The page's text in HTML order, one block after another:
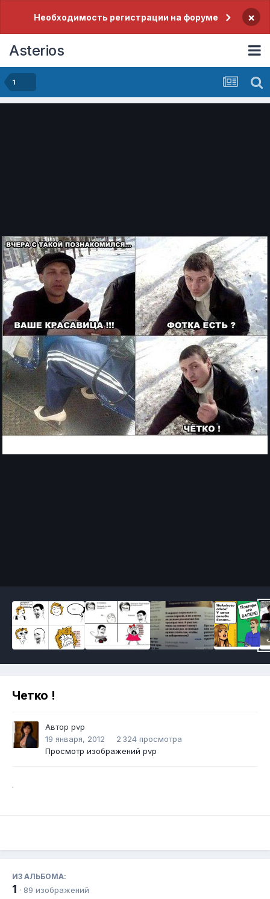
Необходимость регистрации на форуме ×
Asterios
1
Четко !
Автор pvp
19 января, 2012
2 324 просмотра
Просмотр изображений pvp
.
ИЗ АЛЬБОМА:
1 · 89 изображений